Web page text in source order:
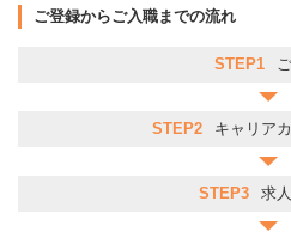
ご登録からご入職までの流れ
STEP1
STEP2 キャリア
STEP3 求